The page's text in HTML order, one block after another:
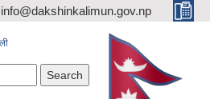
info@dakshinkalimun.gov.np